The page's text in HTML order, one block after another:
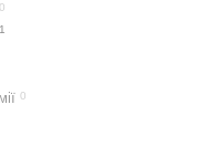
0
1
0